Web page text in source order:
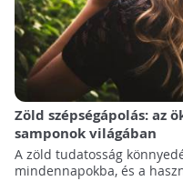
Zöld szépségápolás: az
samponok világában
A zöld tudatosság
mindennapokba, és a